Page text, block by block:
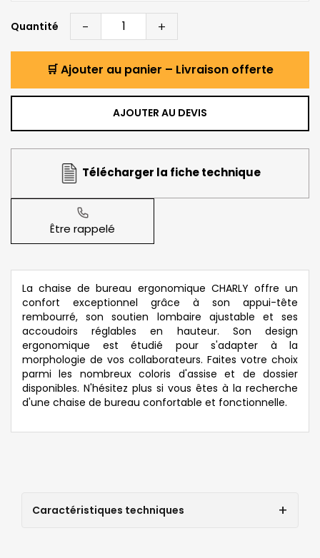
Quantité - +
🛒 Ajouter au panier – Livraison offerte
AJOUTER AU DEVIS
Télécharger la fiche technique
Être rappelé
La chaise de bureau ergonomique CHARLY offre un
confort exceptionnel grâce à son appui-tête
rembourré, son soutien lombaire ajustable et ses
accoudoirs réglables en hauteur. Son design
ergonomique est étudié pour s'adapter à la
morphologie de vos collaborateurs. Faites votre choix
parmi les nombreux coloris d'assise et de dossier
disponibles. N'hésitez plus si vous êtes à la recherche
d'une chaise de bureau confortable et fonctionnelle.
Caractéristiques techniques